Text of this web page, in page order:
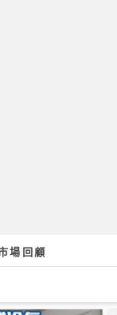
場回顧